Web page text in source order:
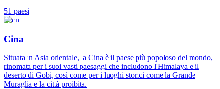
51 paesi
Cina
Situata in Asia orientale, la Cina è il paese più popoloso del mondo,
rinomata per i suoi vasti paesaggi che includono l'Himalaya e il
deserto di Gobi, così come per i luoghi storici come la Grande
Muraglia e la città proibita.